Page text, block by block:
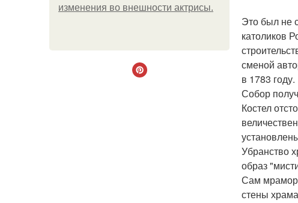
изменения во внешности актрисы.
Это был не
католиков
сменой
в 1783 году.
Собор
Костел
Убранство
образ
Сам
стены